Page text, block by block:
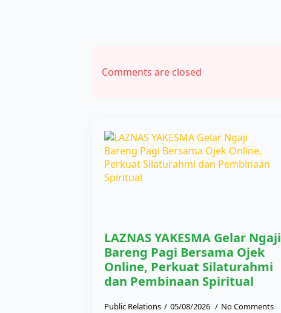
Comments are closed
LAZNAS YAKESMA Gelar Ngaji
Bareng Pagi Bersama Ojek
Online, Perkuat Silaturahmi
dan Pembinaan Spiritual
Public Relations 05/08/2026 No Comments